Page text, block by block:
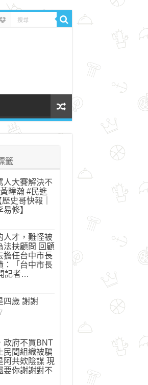
籤
人大賽解決不
暐瀚 #民進
史哥快報｜
修】
人才，難怪被
法扶顧問 回顧
擔任台中市長
：「台中市長
記者…
四歲 謝謝
政府不買BNT
民間組織被騙
阿共欸陰謀 現
要你謝謝對不